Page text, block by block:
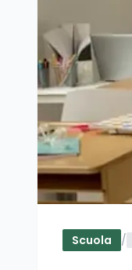
Scuola /